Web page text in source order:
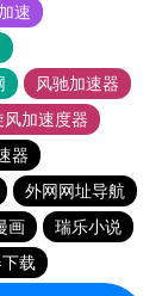
速
风驰加速器
风加速度器
器
外网网址导航
画
瑞乐小说
载